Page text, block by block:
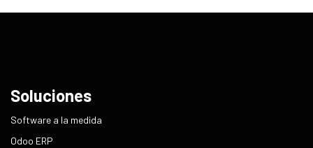
Soluciones
​Software a la medida
Odoo ERP